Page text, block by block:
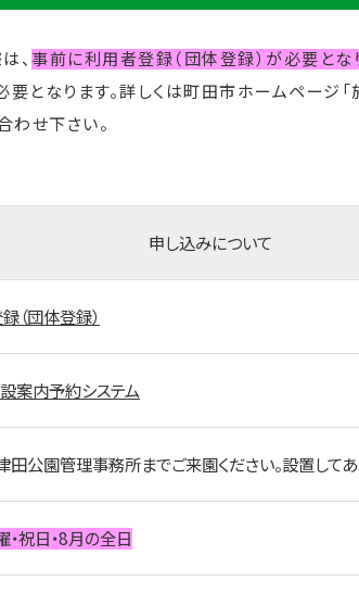
、 事前に利用者登録（団体登録）が必要とな
となります。詳しくは町田市ホームページ
わせ下さい。
申し込みについて
（団体登録）
案内予約システム
田公園管理事務所までご来園ください。設置して
・祝日・8月の全日